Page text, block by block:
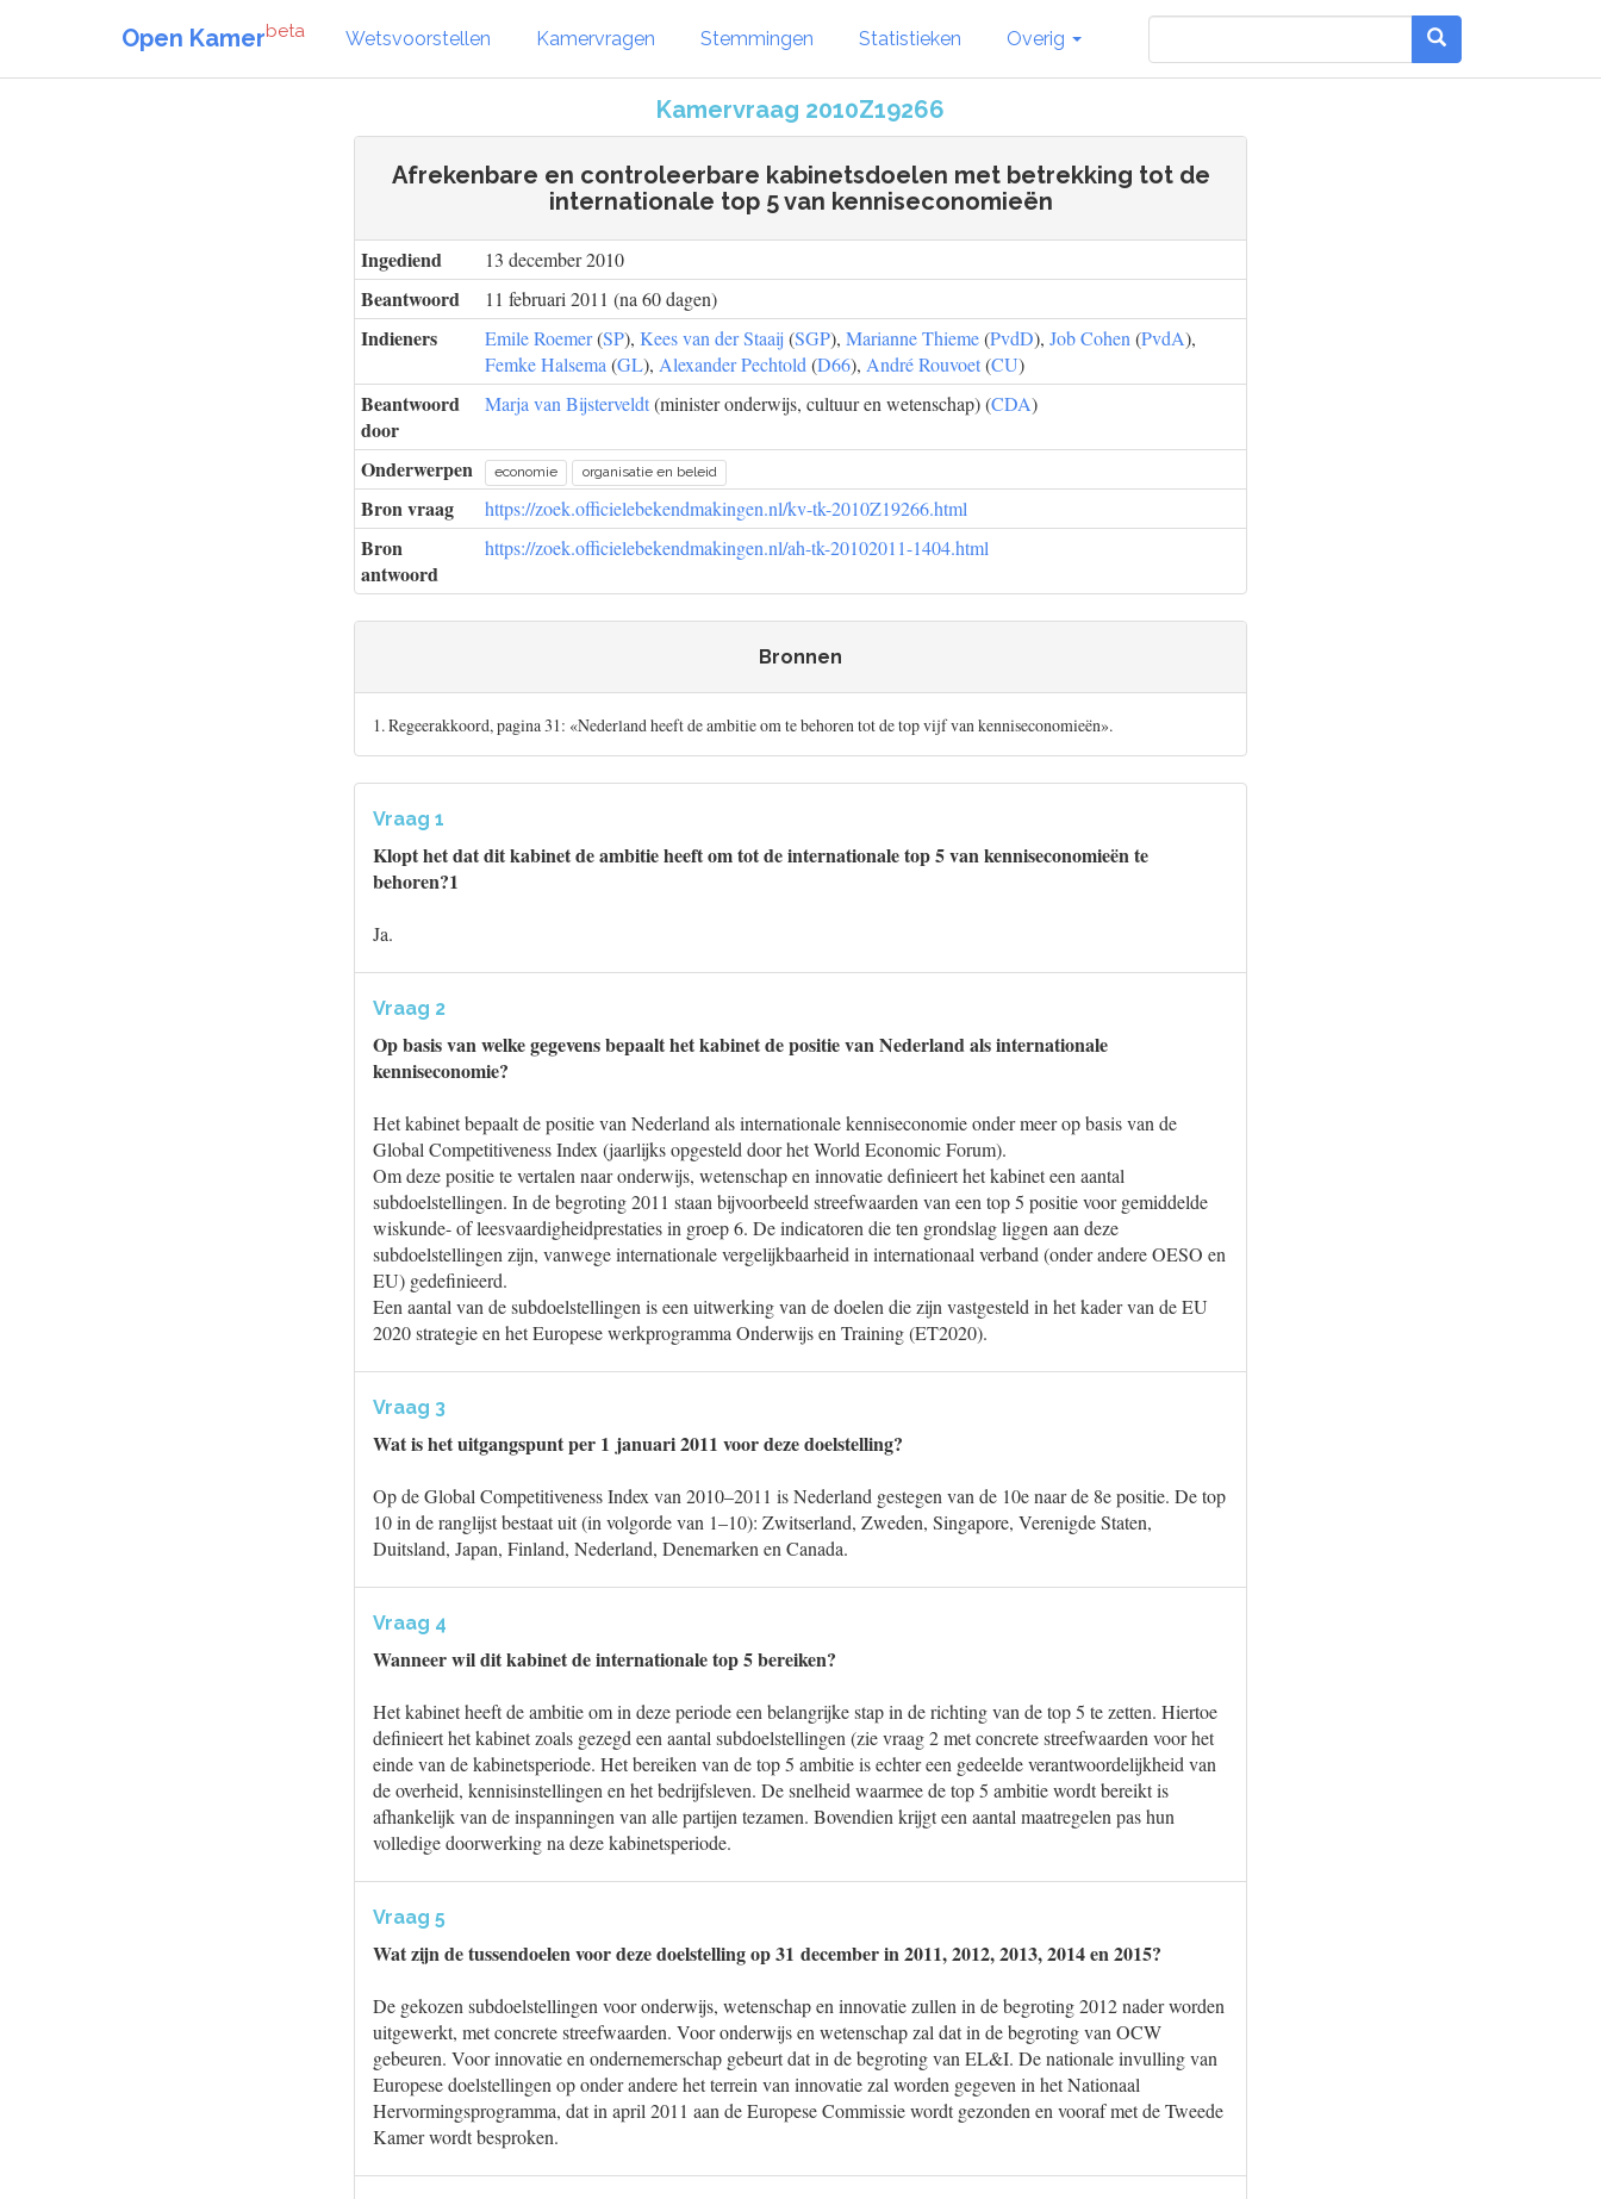
Open Kamerbeta Wetsvoorstellen Kamervragen Stemmingen Statistieken Overig
Kamervraag 2010Z19266
Afrekenbare en controleerbare kabinetsdoelen met betrekking tot de
internationale top 5 van kenniseconomieën
Ingediend 13 december 2010
Beantwoord 11 februari 2011 (na 60 dagen)
Indieners Emile Roemer(SP), Kees van der Staaij (SGP), Marianne Thieme(PvdD), Job Cohen (PvdA),
Femke Halsema (GL), Alexander Pechtold (D66), André Rouvoet(CU)
Beantwoord
door
Marja van Bijsterveldt(minister onderwijs, cultuur en wetenschap) (CDA)
Onderwerpen economie organisatie en beleid
Bron vraag https://zoek.officielebekendmakingen.nl/kv-tk-2010Z19266.html
Bron
antwoord
https://zoek.officielebekendmakingen.nl/ah-tk-20102011-1404.html
Bronnen
1. Regeerakkoord, pagina 31: «Nederland heeft de ambitie om te behoren tot de top vijf van kenniseconomieën».
Vraag 1
Klopt het dat dit kabinet de ambitie heeft om tot de internationale top 5 van kenniseconomieën te
behoren?1
Ja.
Vraag 2
Op basis van welke gegevens bepaalt het kabinet de positie van Nederland als internationale
kenniseconomie?
Het kabinet bepaalt de positie van Nederland als internationale kenniseconomie onder meer op basis van de
Global Competitiveness Index (jaarlijks opgesteld door het World Economic Forum).
Om deze positie te vertalen naar onderwijs, wetenschap en innovatie definieert het kabinet een aantal
subdoelstellingen. In de begroting 2011 staan bijvoorbeeld streefwaarden van een top 5 positie voor gemiddelde
wiskunde- of leesvaardigheidprestaties in groep 6. De indicatoren die ten grondslag liggen aan deze
subdoelstellingen zijn, vanwege internationale vergelijkbaarheid in internationaal verband (onder andere OESO en
EU) gedefinieerd.
Een aantal van de subdoelstellingen is een uitwerking van de doelen die zijn vastgesteld in het kader van de EU
2020 strategie en het Europese werkprogramma Onderwijs en Training (ET2020).
Vraag 3
Wat is het uitgangspunt per 1 januari 2011 voor deze doelstelling?
Op de Global Competitiveness Index van 2010–2011 is Nederland gestegen van de 10e naar de 8e positie. De top
10 in de ranglijst bestaat uit (in volgorde van 1–10): Zwitserland, Zweden, Singapore, Verenigde Staten,
Duitsland, Japan, Finland, Nederland, Denemarken en Canada.
Vraag 4
Wanneer wil dit kabinet de internationale top 5 bereiken?
Het kabinet heeft de ambitie om in deze periode een belangrijke stap in de richting van de top 5 te zetten. Hiertoe
definieert het kabinet zoals gezegd een aantal subdoelstellingen (zie vraag 2 met concrete streefwaarden voor het
einde van de kabinetsperiode. Het bereiken van de top 5 ambitie is echter een gedeelde verantwoordelijkheid van
de overheid, kennisinstellingen en het bedrijfsleven. De snelheid waarmee de top 5 ambitie wordt bereikt is
afhankelijk van de inspanningen van alle partijen tezamen. Bovendien krijgt een aantal maatregelen pas hun
volledige doorwerking na deze kabinetsperiode.
Vraag 5
Wat zijn de tussendoelen voor deze doelstelling op 31 december in 2011, 2012, 2013, 2014 en 2015?
De gekozen subdoelstellingen voor onderwijs, wetenschap en innovatie zullen in de begroting 2012 nader worden
uitgewerkt, met concrete streefwaarden. Voor onderwijs en wetenschap zal dat in de begroting van OCW
gebeuren. Voor innovatie en ondernemerschap gebeurt dat in de begroting van EL&I. De nationale invulling van
Europese doelstellingen op onder andere het terrein van innovatie zal worden gegeven in het Nationaal
Hervormingsprogramma, dat in april 2011 aan de Europese Commissie wordt gezonden en vooraf met de Tweede
Kamer wordt besproken.